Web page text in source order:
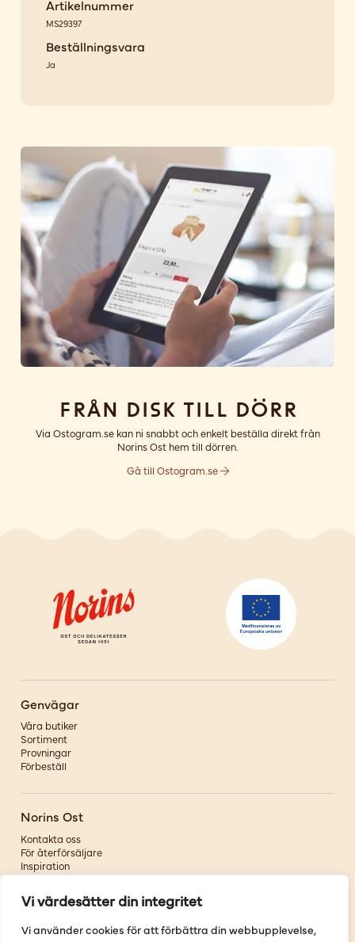
Vi värdesätter din integritet
Vi använder cookies för att förbättra din webbupplevelse,
Artikelnummer
MS29397
Beställningsvara
Ja
Från disk till dörr
Via Ostogram.se kan ni snabbt och enkelt beställa direkt från
Norins Ost hem till dörren.
Gå till Ostogram.se
Genvägar
Våra butiker
Sortiment
Provningar
Förbeställ
Norins Ost
Kontakta oss
För återförsäljare
Inspiration
Om oss
Följ oss